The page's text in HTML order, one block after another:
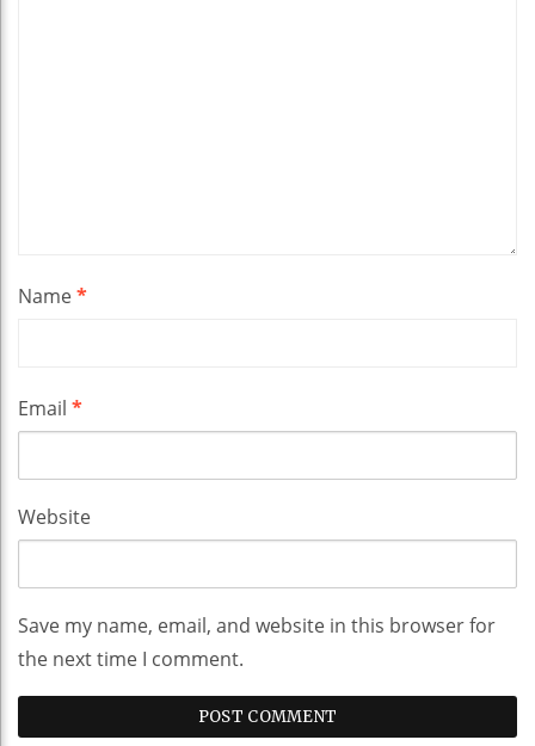
Name*
Email *
Website
Save my name, email, and website in this browser for
the next time I comment.